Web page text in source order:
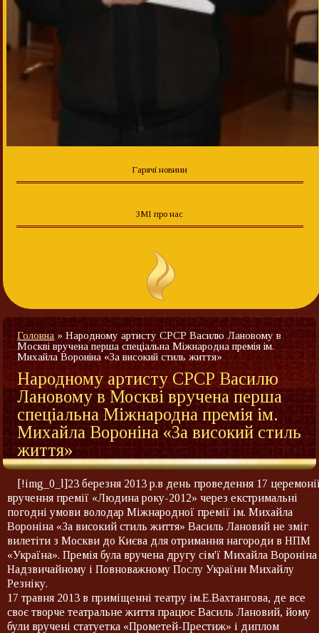
Гарячі новини
ЗМІ про нас
Головна »Народному артисту СРСР Василю Лановому в
Москві вручена перша спеціальна Міжнародна премія ім.
Михайла Вороніна «За високий стиль життя»
Народному артисту СРСР Василю
Лановому в Москві вручена перша
спеціальна Міжнародна премія ім.
Михайла Вороніна «За високий стиль
життя»
[!img_0_l]23 березня 2013 р.в день проведення 17
вручення премії «Людина року-2012» через екстримальні
погодні умови володар Міжнародної премії ім. Михайла
Вороніна «За високий стиль життя» Василь Лановий не зміг
вилетіти з Москви до Києва для отримання нагороди в НПМ
«Україна». Премія була вручена другу сім'ї Михайла Вороніна
Надзвичайному і Повноважному Послу України Михайлу
Резніку.
17 травня 2013 в приміщенні театру ім.Е.Вахтангова, де все
своє творче театральне життя працює Василь Лановий, йому
були вручені статуетка «Прометей-Престиж» і диплом